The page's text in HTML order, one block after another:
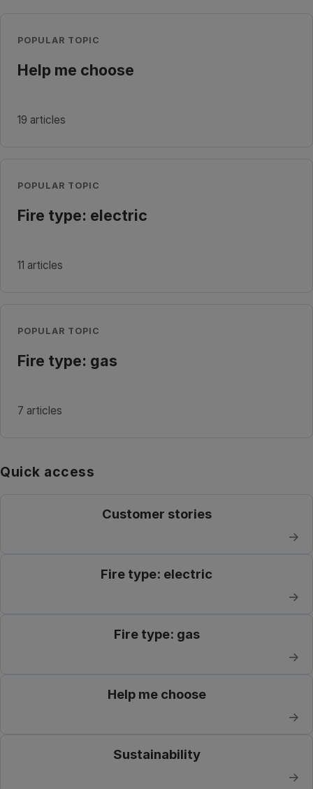
POPULAR TOPIC
Help me choose
19 articles
POPULAR TOPIC
Fire type: electric
11 articles
POPULAR TOPIC
Fire type: gas
7 articles
Quick access
Customer stories
→
Fire type: electric
→
Fire type: gas
→
Help me choose
→
Sustainability
→